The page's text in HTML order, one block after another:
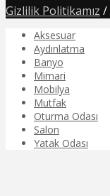
Gizlilik Politikamız /
Aksesuar
Aydınlatma
Banyo
Mimari
Mobilya
Mutfak
Oturma Odası
Salon
Yatak Odası